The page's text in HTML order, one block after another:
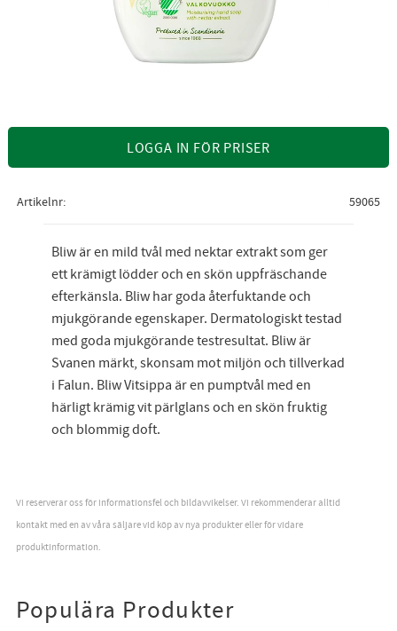
LOGGA IN FÖR PRISER
Artikelnr 59065
Bliw är en mild tvål med nektar extrakt som ger
ett krämigt lödder och en skön uppfräschande
efterkänsla. Bliw har goda återfuktande och
mjukgörande egenskaper. Dermatologiskt testad
med goda mjukgörande testresultat. Bliw är
Svanen märkt, skonsam mot miljön och tillverkad
i Falun. Bliw Vitsippa är en pumptvål med en
härligt krämig vit pärlglans och en skön fruktig
och blommig doft.
Vi reserverar oss för informationsfel och bildavvikelser. Vi rekommenderar alltid
kontakt med en av våra säljare vid köp av nya produkter eller för vidare
produktinformation.
Populära Produkter